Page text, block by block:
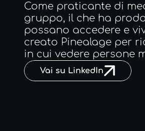
Come praticante di
gruppo, il che ha
possano accedere e
creato Pinealage per
in cui vedere persone
Vai su LinkedIn